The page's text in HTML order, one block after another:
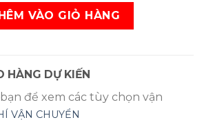
KI80 SLVÀO GIỎ HÀNG
HÀNG DỰ KIẾN
để xem các tùy chọn vận
VẬN CHUYỂN